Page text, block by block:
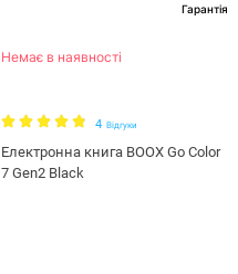
Гарантія
Немає в наявності
4 Відгуки
Електронна книга BOOX Go Color
7 Gen2 Black